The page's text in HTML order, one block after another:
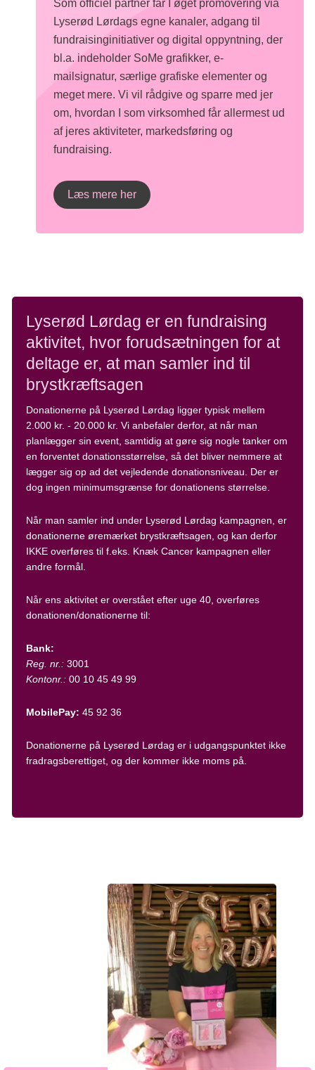
Som officiel partner får I øget promovering via
Lyserød Lørdags egne kanaler, adgang til
fundraisinginitiativer og digital oppyntning, der
bl.a. indeholder SoMe grafikker, e-
mailsignatur, særlige grafiske elementer og
meget mere. Vi vil rådgive og sparre med jer
om, hvordan I som virksomhed får allermest ud
af jeres aktiviteter, markedsføring og
fundraising.
Læs mere her
Lyserød Lørdag er en fundraising
aktivitet, hvor forudsætningen for at
deltage er, at man samler ind til
brystkræftsagen
Donationerne på Lyserød Lørdag ligger typisk mellem
2.000 kr. - 20.000 kr. Vi anbefaler derfor, at når man
planlægger sin event, samtidig at gøre sig nogle tanker om
en forventet donationsstørrelse, så det bliver nemmere at
lægger sig op ad det vejledende donationsniveau. Der er
dog ingen minimumsgrænse for donationens størrelse.
Når man samler ind under Lyserød Lørdag kampagnen, er
donationerne øremærket brystkræftsagen, og kan derfor
IKKE overføres til f.eks. Knæk Cancer kampagnen eller
andre formål.
Når ens aktivitet er overstået efter uge 40, overføres
donationen/donationerne til:
Bank:
Reg. nr.: 3001
Kontonr.: 00 10 45 49 99
MobilePay: 45 92 36
Donationerne på Lyserød Lørdag er i udgangspunktet ikke
fradragsberettiget, og der kommer ikke moms på.